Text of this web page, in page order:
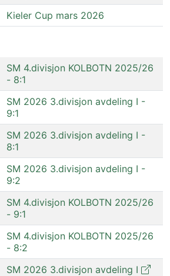
Kieler Cup mars 2026
SM 4.divisjon KOLBOTN 2025/26
- 8:1
SM 2026 3.divisjon avdeling I -
9:1
SM 2026 3.divisjon avdeling I -
8:1
SM 2026 3.divisjon avdeling I -
9:2
SM 4.divisjon KOLBOTN 2025/26
- 9:1
SM 4.divisjon KOLBOTN 2025/26
- 8:2
SM 2026 3.divisjon avdeling I